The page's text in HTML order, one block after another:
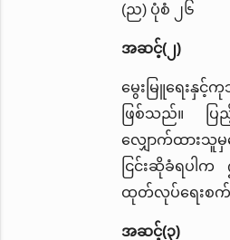
(ည) ပုံစံ ၂၆
အဆင့်(၂)
မွေးမြူရေးနှင့်
ဖြစ်သည်။ ပြ
လျှောက်ထားသူ
ငြင်းဆိုခံရပါ
ထုတ်လုပ်ရေးစ
အဆင့်(၃)